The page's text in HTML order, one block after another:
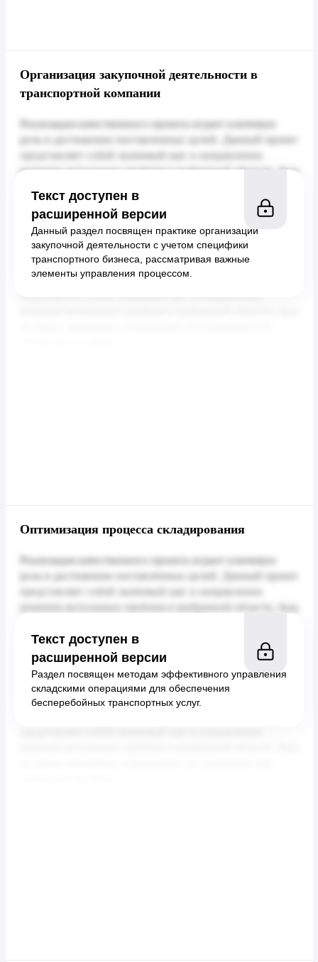
Организация закупочной деятельности в
транспортной компании
Текст доступен в
расширенной версии
Данный раздел посвящен практике организации
закупочной деятельности с учетом специфики
транспортного бизнеса, рассматривая важные
элементы управления процессом.
Оптимизация процессa складирования
Текст доступен в
расширенной версии
Раздел посвящен методам эффективного управления
складскими операциями для обеспечения
бесперебойных транспортных услуг.